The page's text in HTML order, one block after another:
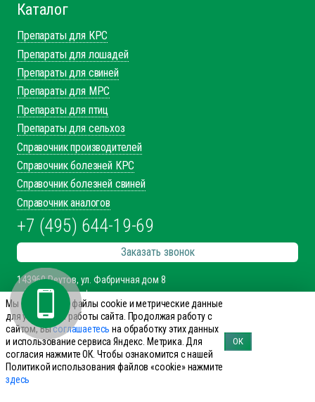
Каталог
Препараты для КРС
Препараты для лошадей
Препараты для свиней
Препараты для МРС
Препараты для птиц
Препараты для сельхоз
Справочник производителей
Справочник болезней КРС
Справочник болезней свиней
Справочник аналогов
+7 (495) 644-19-69
Заказать звонок
143960 Реутов, ул. Фабричная дом 8
office@innovet.ru
Мы в соцсетях
Мы используем файлы cookie и метрические данные
для улучшения работы сайта. Продолжая работу с
сайтом, Высоглашаетесь на обработку этих данных
и использование сервиса Яндекс. Метрика. Для
согласия нажмите ОК. Чтобы ознакомится с нашей
Политикой использования файлов «cookie» нажмите
здесь
ОК